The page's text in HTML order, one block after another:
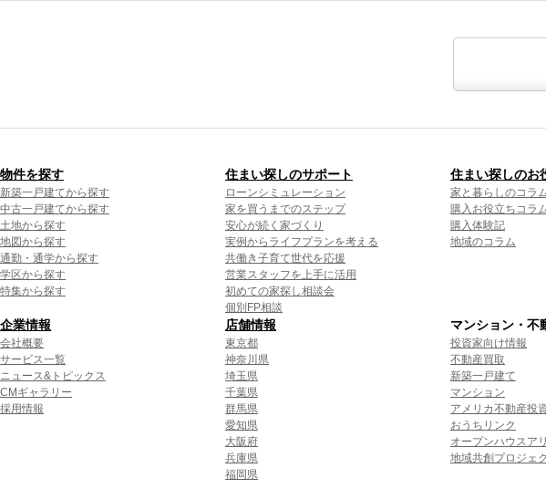
物件を探す
新築一戸建てから探す
中古一戸建てから探す
土地から探す
地図から探す
通勤・通学から探す
学区から探す
特集から探す
住まい探しのサポート
ローンシミュレーション
家を買うまでのステップ
安心が続く家づくり
実例からライフプランを考える
共働き子育て世代を応援
営業スタッフを上手に活用
初めての家探し相談会
個別FP相談
住まい探しのお
家と暮らしのコラ
購入お役立ちコラ
購入体験記
地域のコラム
企業情報
会社概要
サービス一覧
ニュース&トピックス
CMギャラリー
採用情報
店舗情報
東京都
神奈川県
埼玉県
千葉県
群馬県
愛知県
大阪府
兵庫県
福岡県
マンション・不
投資家向け情報
不動産買取
新築一戸建て
マンション
アメリカ不動産投
おうちリンク
オープンハウスア
地域共創プロジェ